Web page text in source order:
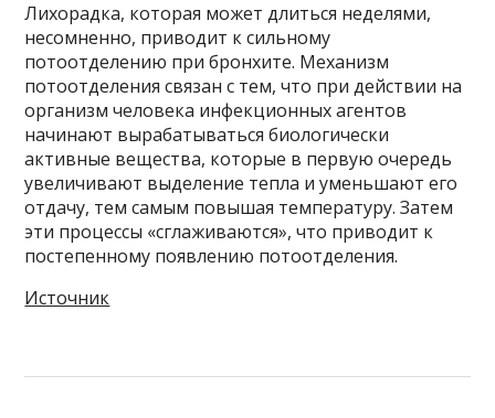
Лихорадка, которая может длиться неделями,
несомненно, приводит к сильному
потоотделению при бронхите. Механизм
потоотделения связан с тем, что при действии на
организм человека инфекционных агентов
начинают вырабатываться биологически
активные вещества, которые в первую очередь
увеличивают выделение тепла и уменьшают его
отдачу, тем самым повышая температуру. Затем
эти процессы «сглаживаются», что приводит к
постепенному появлению потоотделения.
Источник